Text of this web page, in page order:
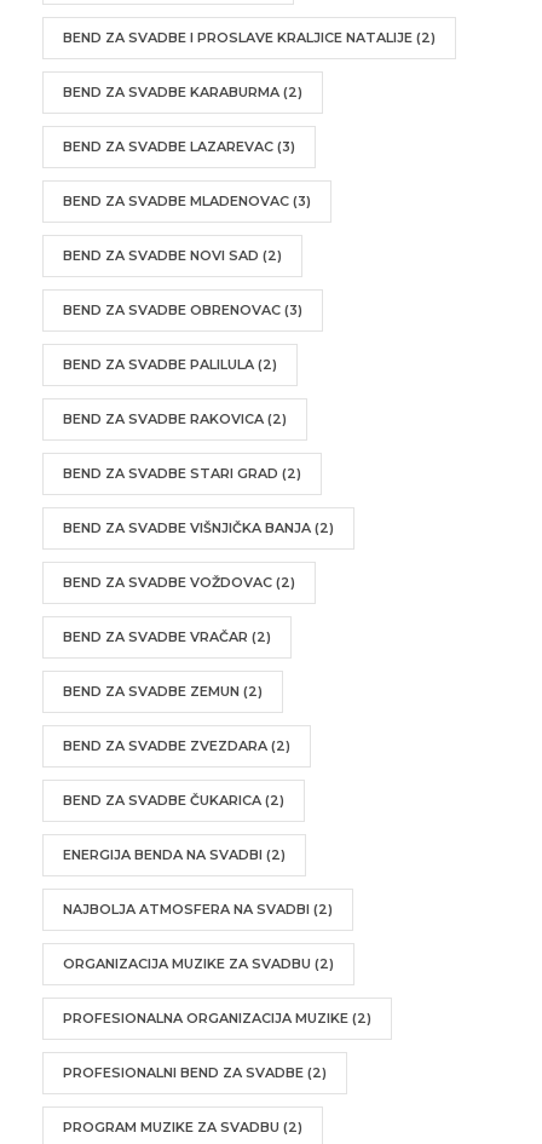
BEND ZA SVADBE I PROSLAVE KRALJICE NATALIJE (2)
BEND ZA SVADBE KARABURMA (2)
BEND ZA SVADBE LAZAREVAC (3)
BEND ZA SVADBE MLADENOVAC (3)
BEND ZA SVADBE NOVI SAD (2)
BEND ZA SVADBE OBRENOVAC (3)
BEND ZA SVADBE PALILULA (2)
BEND ZA SVADBE RAKOVICA (2)
BEND ZA SVADBE STARI GRAD (2)
BEND ZA SVADBE VIŠNJIČKA BANJA (2)
BEND ZA SVADBE VOŽDOVAC (2)
BEND ZA SVADBE VRAČAR (2)
BEND ZA SVADBE ZEMUN (2)
BEND ZA SVADBE ZVEZDARA (2)
BEND ZA SVADBE ČUKARICA (2)
ENERGIJA BENDA NA SVADBI (2)
NAJBOLJA ATMOSFERA NA SVADBI (2)
ORGANIZACIJA MUZIKE ZA SVADBU (2)
PROFESIONALNA ORGANIZACIJA MUZIKE (2)
PROFESIONALNI BEND ZA SVADBE (2)
PROGRAM MUZIKE ZA SVADBU (2)